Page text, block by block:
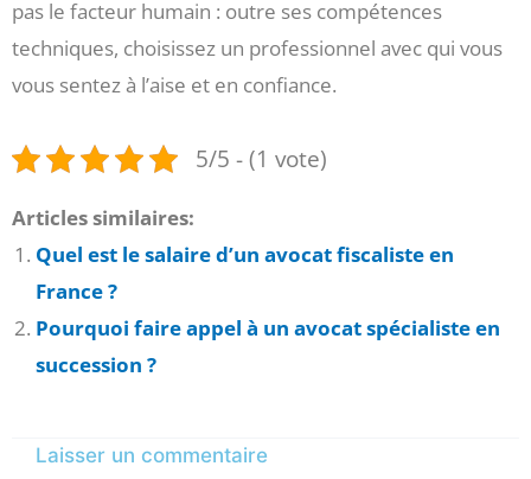
pas le facteur humain : outre ses compétences
techniques, choisissez un professionnel avec qui vous
vous sentez à l’aise et en confiance.
5/5 - (1 vote)
Articles similaires:
Quel est le salaire d’un avocat fiscaliste en
France ?
Pourquoi faire appel à un avocat spécialiste en
succession ?
Laisser un commentaire